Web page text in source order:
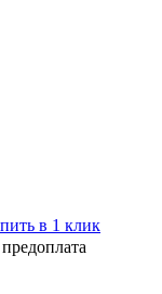
в 1 клик